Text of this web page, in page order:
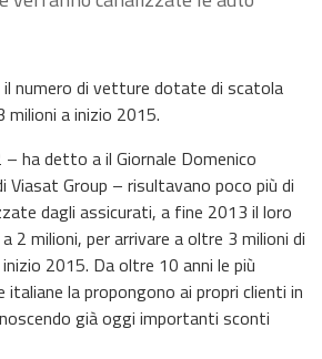
numero di vetture dotate di scatola
milioni a inizio 2015.
ha detto a il Giornale Domenico
Viasat Group – risultavano poco più di
dagli assicurati, a fine 2013 il loro
2 milioni, per arrivare a oltre 3 milioni di
2015. Da oltre 10 anni le più
la propongono ai propri clienti in
già oggi importanti sconti